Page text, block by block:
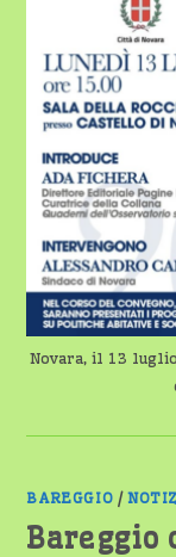
Novara, il 13
BAREGGIO /
Bareggio